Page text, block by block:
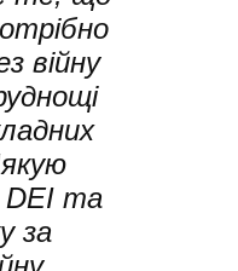
війну
DEI та
за